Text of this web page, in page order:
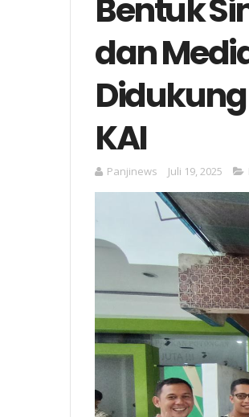
Bentuk
dan
Didukung
KAI
Panjinews Juli 19, 2025